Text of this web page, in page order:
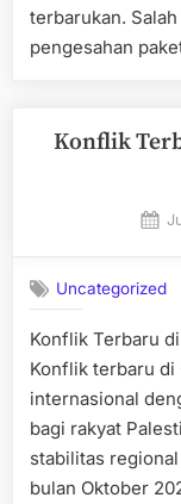
terbarukan.
pengesahan
Konflik
Uncategorized
Konflik Terbaru
Konflik terbaru di
internasional
bagi rakyat
stabilitas
bulan Oktober